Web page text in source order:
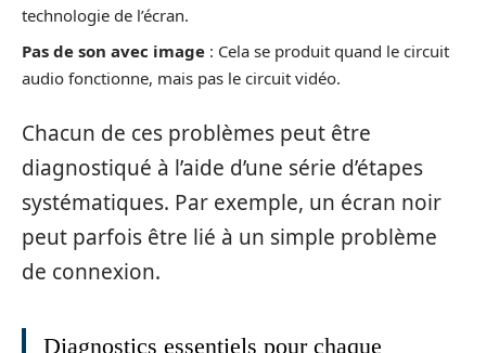
technologie de l’écran.
Pas de son avec image : Cela se produit quand le circuit
audio fonctionne, mais pas le circuit vidéo.
Chacun de ces problèmes peut être
diagnostiqué à l’aide d’une série d’étapes
systématiques. Par exemple, un écran noir
peut parfois être lié à un simple problème
de connexion.
Diagnostics essentiels pour chaque